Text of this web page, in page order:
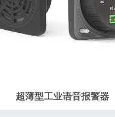
超薄型工业语音报警器